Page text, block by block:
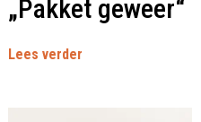
„Pakket geweer“
Lees verder